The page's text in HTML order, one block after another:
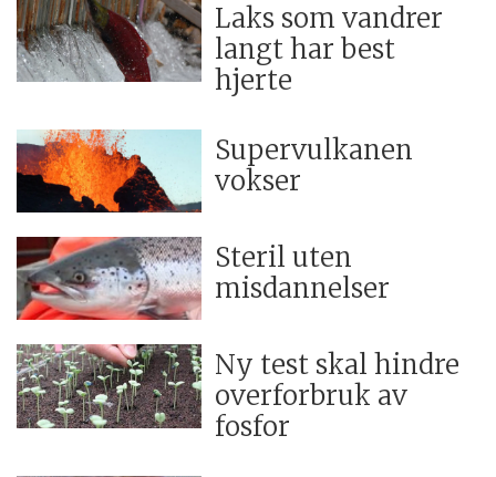
Laks som vandrer
langt har best
hjerte
Supervulkanen
vokser
Steril uten
misdannelser
Ny test skal hindre
overforbruk av
fosfor